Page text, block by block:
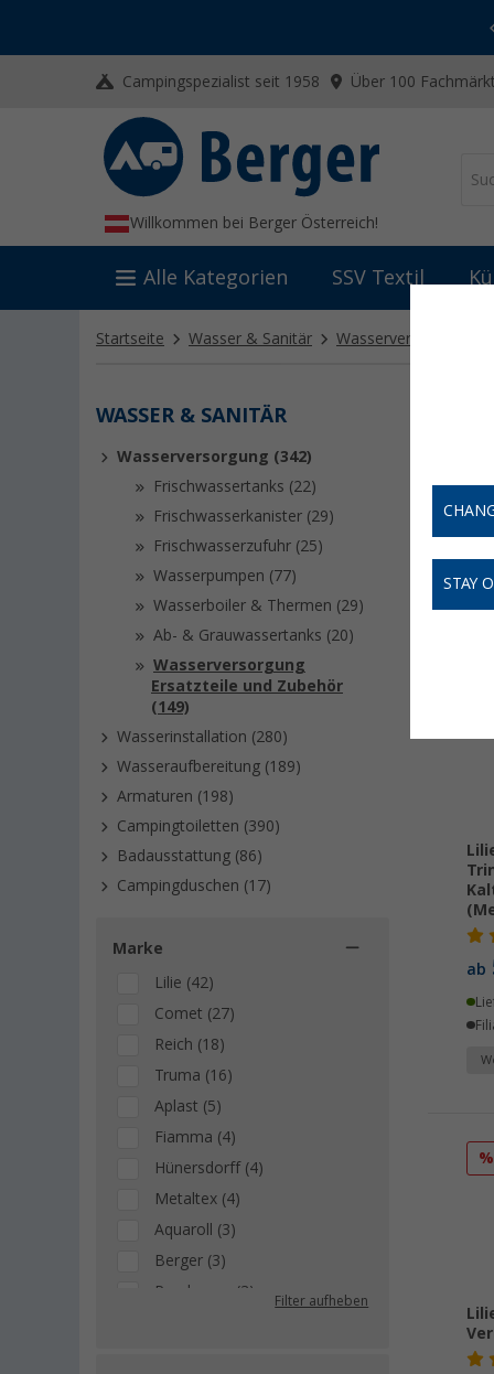
Campingspezialist seit 1958 Über 100
Willkommen bei Berger Österreich!
Alle Kategorien SSV Textil
Startseite Wasser & Sanitär Wasserversorgung
WASSER & SANITÄR
Wasserversorgung (342)
Frischwassertanks (22)
Frischwasserkanister (29)
Frischwasserzufuhr (25)
Wasserpumpen (77)
Wasserboiler & Thermen (29)
Ab- & Grauwassertanks (20)
Wasserversorgung
Ersatzteile und Zubehör
(149)
Wasserinstallation (280)
Wasseraufbereitung (189)
Armaturen (198)
Campingtoiletten (390)
Badausstattung (86)
Campingduschen (17)
Marke
Lilie (42)
Comet (27)
Reich (18)
Truma (16)
Aplast (5)
Fiamma (4)
Hünersdorff (4)
Metaltex (4)
Aquaroll (3)
Berger (3)
Pundmann (3)
Filter aufheben
von
oder
ab
%
STAY